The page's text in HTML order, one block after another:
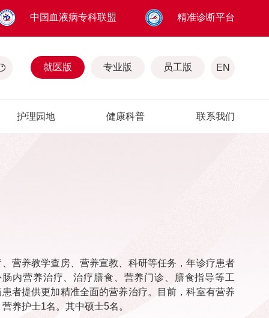
中国血液病专科联盟 精准诊断平台
就医版 专业版 员工版 EN
护理园地 健康科普 联系我们
营养教学查房、营养宣教、科研等任务，年诊疗患者
内营养治疗、治疗膳食、营养门诊、膳食指导等工
者提供更加精准全面的营养治疗。目前，科室有营养
养护士1名。其中硕士5名。